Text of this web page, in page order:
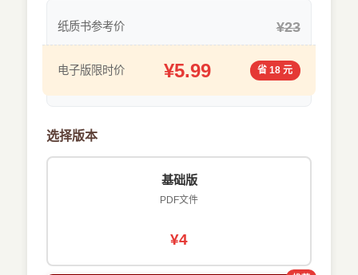
纸质书参考价 ¥23
电子版限时价 ¥5.99 省 18 元
选择版本
基础版
PDF文件
¥4